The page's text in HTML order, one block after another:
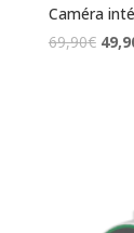
Caméra
69,90€